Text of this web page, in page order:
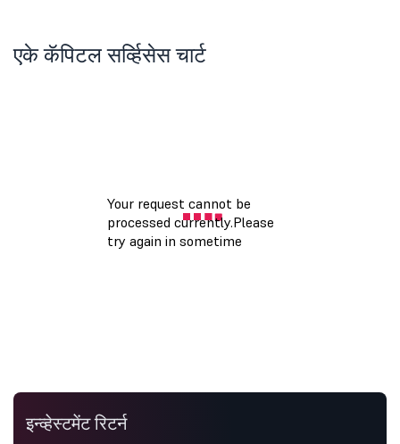
एके कॅपिटल सर्व्हिसेस चार्ट
इन्व्हेस्टमेंट रिटर्न